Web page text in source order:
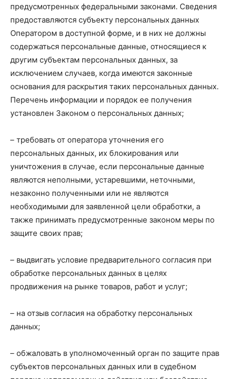
предусмотренных федеральными законами. Сведения
предоставляются субъекту персональных данных
Оператором в доступной форме, и в них не должны
содержаться персональные данные, относящиеся к
другим субъектам персональных данных, за
исключением случаев, когда имеются законные
основания для раскрытия таких персональных данных.
Перечень информации и порядок ее получения
установлен Законом о персональных данных;
– требовать от оператора уточнения его
персональных данных, их блокирования или
уничтожения в случае, если персональные данные
являются неполными, устаревшими, неточными,
незаконно полученными или не являются
необходимыми для заявленной цели обработки, а
также принимать предусмотренные законом меры по
защите своих прав;
– выдвигать условие предварительного согласия при
обработке персональных данных в целях
продвижения на рынке товаров, работ и услуг;
– на отзыв согласия на обработку персональных
данных;
– обжаловать в уполномоченный орган по защите прав
субъектов персональных данных или в судебном